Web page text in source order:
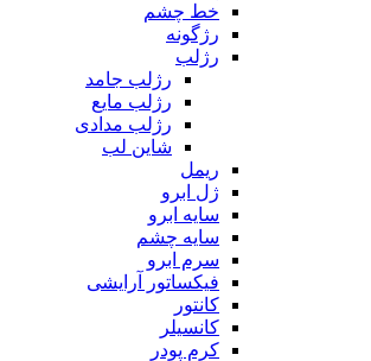
خط چشم
رژگونه
رژلب
رژلب جامد
رژلب مایع
رژلب مدادی
شاین لب
ریمل
ژل ابرو
سایه ابرو
سایه چشم
سرم ابرو
فیکساتور آرایشی
کانتور
کانسیلر
کرم پودر